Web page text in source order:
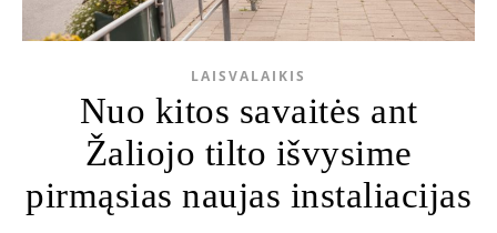
LAISVALAIKIS
Nuo kitos savaitės ant
Žaliojo tilto išvysime
pirmąsias naujas instaliacijas